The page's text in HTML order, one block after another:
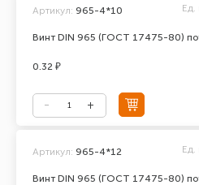
Винт DIN 965 (ГОСТ 17475-80)
Артикул: 965-4*10 Ед.
0.32 ₽
Винт DIN 965 (ГОСТ 17475-80)
Артикул: 965-4*12 Ед.